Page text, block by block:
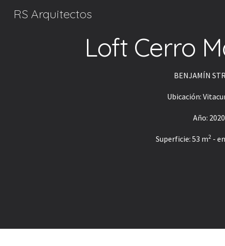
RS Arquitectos
Loft Cerro
BENJAMÍN
Ubicación:
Año: 2020
Superficie: 53 m2 -